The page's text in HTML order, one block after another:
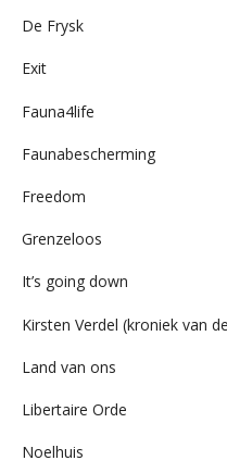
De Frysk
Exit
Fauna4life
Faunabescherming
Freedom
Grenzeloos
It’s going down
Kirsten Verdel (kroniek van
Land van ons
Libertaire Orde
Noelhuis